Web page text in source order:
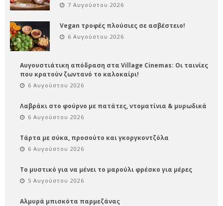
7 Αυγούστου 2026
Vegan τροφές πλούσιες σε ασβέστειο!
6 Αυγούστου 2026
Αυγουστιάτικη απόδραση στα Village Cinemas: Οι ταινίες
που κρατούν ζωντανό το καλοκαίρι!
6 Αυγούστου 2026
Λαβράκι στο φούρνο με πατάτες, ντοματίνια & μυρωδικά
6 Αυγούστου 2026
Τάρτα με σύκα, προσούτο και γκοργκοντζόλα
6 Αυγούστου 2026
Το μυστικό για να μένει το μαρούλι φρέσκο για μέρες
5 Αυγούστου 2026
Αλμυρά μπισκότα παρμεζάνας